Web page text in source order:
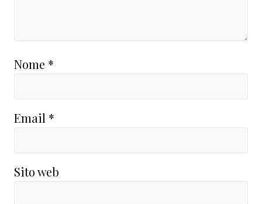
Nome *
Email *
Sito web